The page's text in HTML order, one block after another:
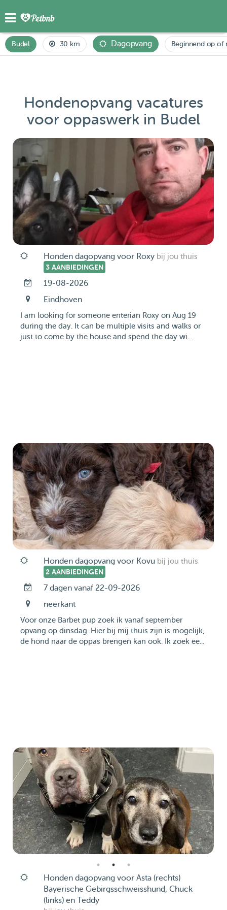
Budel 30 km Dagopvang Beginnend op of
Hondenopvang vacatures
voor oppaswerk in Budel
Honden dagopvang voor Roxy bij jou thuis
3 AANBIEDINGEN
19-08-2026
Eindhoven
I am looking for someone enterian Roxy on Aug 19
during the day. It can be multiple visits and walks or
just to come by the house and spend the day wi...
Honden dagopvang voor Kovu bij jou thuis
2 AANBIEDINGEN
7 dagen vanaf 22-09-2026
neerkant
Voor onze Barbet pup zoek ik vanaf september
opvang op dinsdag. Hier bij mij thuis zijn is mogelijk,
de hond naar de oppas brengen kan ook. Ik zoek ee...
Honden dagopvang voor Asta (rechts)
Bayerische Gebirgsschweisshund, Chuck
(links) en Teddy